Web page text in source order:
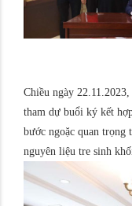
Chiều ngày
tham dự buổi ký kết
bước ngoặc quan trọng
nguyên liệu tre sinh